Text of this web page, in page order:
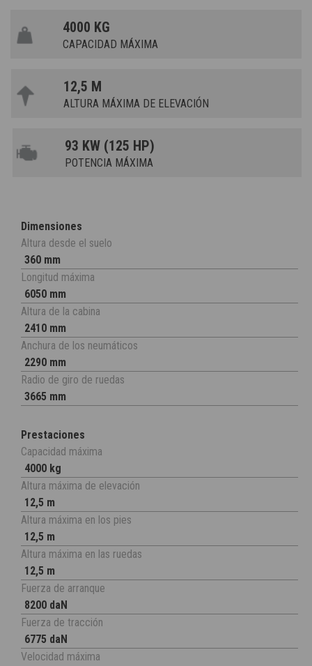
4000 KG
CAPACIDAD MÁXIMA
12,5 M
ALTURA MÁXIMA DE ELEVACIÓN
93 KW (125 HP)
POTENCIA MÁXIMA
Dimensiones
Altura desde el suelo
360 mm
Longitud máxima
6050 mm
Altura de la cabina
2410 mm
Anchura de los neumáticos
2290 mm
Radio de giro de ruedas
3665 mm
Prestaciones
Capacidad máxima
4000 kg
Altura máxima de elevación
12,5 m
Altura máxima en los pies
12,5 m
Altura máxima en las ruedas
12,5 m
Fuerza de arranque
8200 daN
Fuerza de tracción
6775 daN
Velocidad máxima